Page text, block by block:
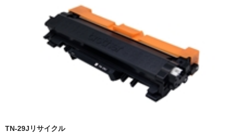
問い合わせ
TN-29Jリサイクル